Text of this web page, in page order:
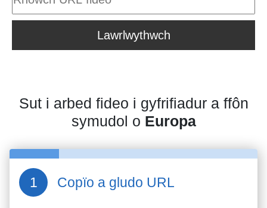
Lawrlwythwch
Sut i arbed fideo i gyfrifiadur a ffôn
symudol o Europa
Copïo a gludo URL